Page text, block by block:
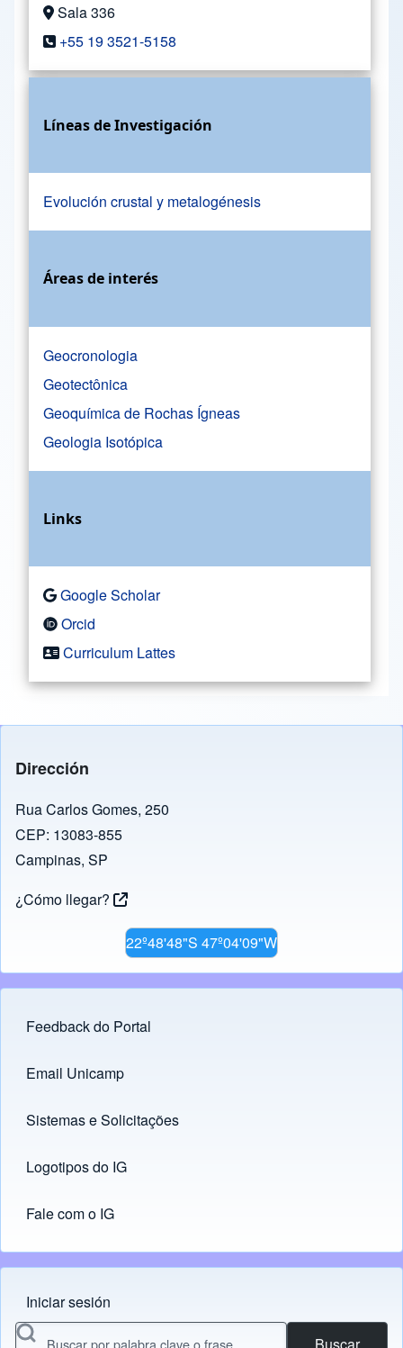
Sala 336
+55 19 3521-5158
Líneas de Investigación
Evolución crustal y metalogénesis
Áreas de interés
Geocronologia
Geotectônica
Geoquímica de Rochas Ígneas
Geologia Isotópica
Links
Google Scholar
Orcid
Curriculum Lattes
Dirección
Rua Carlos Gomes, 250
CEP: 13083-855
Campinas, SP
¿Cómo llegar?
22º48'48"S 47º04'09"W
Footer menu
Feedback do Portal
Links
Email Unicamp
(opens in new tab)
Sistemas e Solicitações
(opens in new tab)
Logotipos do IG
(opens in new tab)
Fale com o IG
Menu do usuário
Iniciar sesión
Buscar